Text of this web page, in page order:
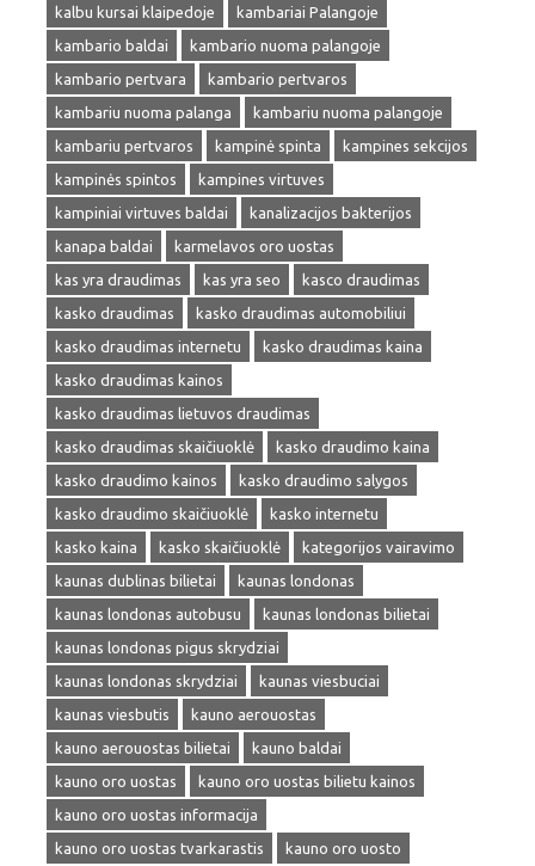
kalbu kursai klaipedoje
kambariai Palangoje
kambario baldai
kambario nuoma palangoje
kambario pertvara
kambario pertvaros
kambariu nuoma palanga
kambariu nuoma palangoje
kambariu pertvaros
kampinė spinta
kampines sekcijos
kampinės spintos
kampines virtuves
kampiniai virtuves baldai
kanalizacijos bakterijos
kanapa baldai
karmelavos oro uostas
kas yra draudimas
kas yra seo
kasco draudimas
kasko draudimas
kasko draudimas automobiliui
kasko draudimas internetu
kasko draudimas kaina
kasko draudimas kainos
kasko draudimas lietuvos draudimas
kasko draudimas skaičiuoklė
kasko draudimo kaina
kasko draudimo kainos
kasko draudimo salygos
kasko draudimo skaičiuoklė
kasko internetu
kasko kaina
kasko skaičiuoklė
kategorijos vairavimo
kaunas dublinas bilietai
kaunas londonas
kaunas londonas autobusu
kaunas londonas bilietai
kaunas londonas pigus skrydziai
kaunas londonas skrydziai
kaunas viesbuciai
kaunas viesbutis
kauno aerouostas
kauno aerouostas bilietai
kauno baldai
kauno oro uostas
kauno oro uostas bilietu kainos
kauno oro uostas informacija
kauno oro uostas tvarkarastis
kauno oro uosto